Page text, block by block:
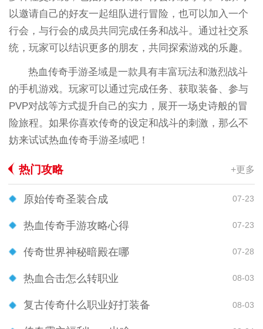
以邀请自己的好友一起组队进行冒险，也可以加入一个
行会，与行会的成员共同完成任务和战斗。通过社交系
统，玩家可以结识更多的朋友，共同探索游戏的乐趣。
热血传奇手游圣域是一款具有丰富玩法和激烈战斗
的手机游戏。玩家可以通过完成任务、获取装备、参与
PVP对战等方式提升自己的实力，展开一场史诗般的冒
险旅程。如果你喜欢传奇的设定和战斗的刺激，那么不
妨来试试热血传奇手游圣域吧！
热门攻略 +更多
原始传奇圣装合成 07-23
热血传奇手游攻略心得 07-23
传奇世界神秘暗殿在哪 07-28
热血合击怎么转职业 08-03
复古传奇什么职业好打装备 08-03